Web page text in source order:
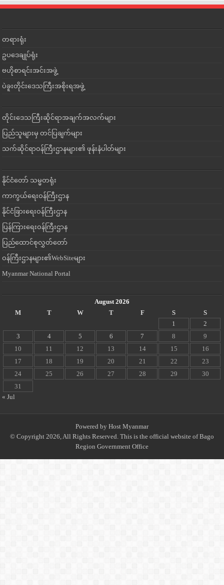
တရားရုံး
ဥပဒေချုပ်ရုံး
ဗဟိုစာရင်းအင်းအဖွဲ့
ပဲခူးတိုင်းဒေသကြီးအစိုးရအဖွဲ့
တိုင်းဒေသကြီးဆိုင်ရာအချက်အလက်များ
ပြည်သူများမှ တင်ပြချက်များ
သက်ဆိုင်ရာဝန်ကြီးဌာနများ၏ ဖုန်းနံပါတ်များ
နိုင်ငံတော် သမ္မတရုံး
ကာကွယ်ရေးဝန်ကြီးဌာန
နိုင်ငံခြားရေးဝန်ကြီးဌာန
ပြန်ကြားရေးဝန်ကြီးဌာန
ပြည်ထောင်စုလွှတ်တော်
ဝန်ကြီးဌာနများ၏WebSiteများ
Myanmar National Portal
August 2026
M
T W T F S
S
1
2
3
4 5 6 7 8
9
10
11 12 13 14 15
16
17
18 19 20 21 22
23
24
25 26 27 28 29
30
31
« Jul
Powered by Host Myanmar
© Copyright 2026, All Rights Reserved. This is the official website of Bago
Region Government Office